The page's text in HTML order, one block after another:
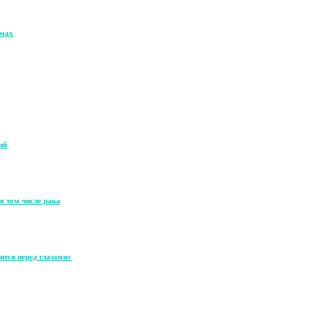
том числе рака
перед глазами»